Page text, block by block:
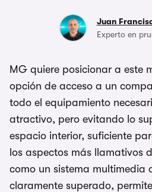
Juan
Experto en
MG quiere posicionar a este
opción de acceso a un
todo el equipamiento
atractivo, pero evitando lo
espacio interior, suficiente
los aspectos más llamativos
como un sistema multimedia
claramente superado,